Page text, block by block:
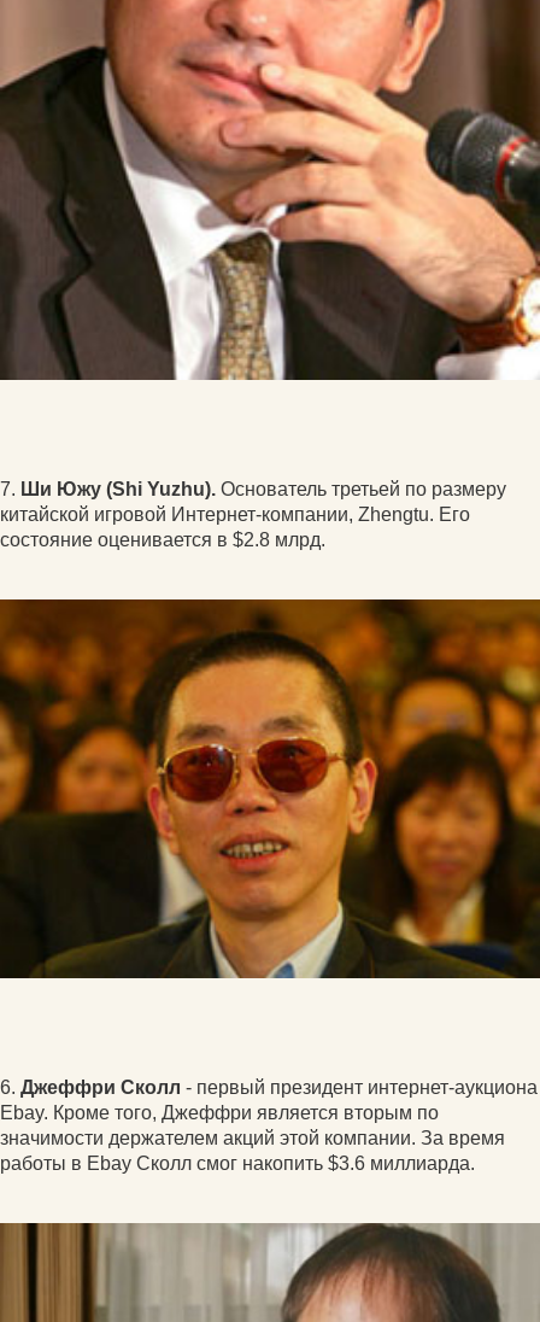
7. Ши Южу (Shi Yuzhu). Основатель третьей по размеру
китайской игровой Интернет-компании, Zhengtu. Его
состояние оценивается в $2.8 млрд.
6. Джеффри Сколл - первый президент интернет-аукциона
Ebay. Кроме того, Джеффри является вторым по
значимости держателем акций этой компании. За время
работы в Ebay Сколл смог накопить $3.6 миллиарда.